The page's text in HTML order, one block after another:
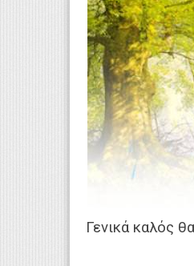
Γενικά καλός